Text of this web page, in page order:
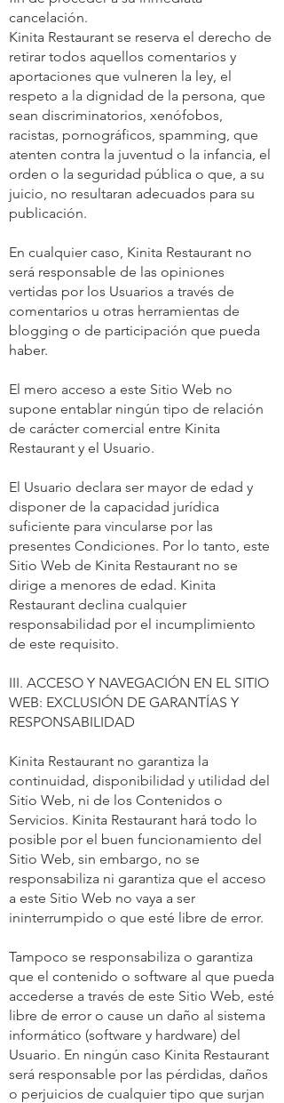
cancelación.
Kinita Restaurant se reserva el derecho de
retirar todos aquellos comentarios y
aportaciones que vulneren la ley, el
respeto a la dignidad de la persona, que
sean discriminatorios, xenófobos,
racistas, pornográficos, spamming, que
atenten contra la juventud o la infancia, el
orden o la seguridad pública o que, a su
juicio, no resultaran adecuados para su
publicación.
En cualquier caso, Kinita Restaurant no
será responsable de las opiniones
vertidas por los Usuarios a través de
comentarios u otras herramientas de
blogging o de participación que pueda
haber.
El mero acceso a este Sitio Web no
supone entablar ningún tipo de relación
de carácter comercial entre Kinita
Restaurant y el Usuario.
El Usuario declara ser mayor de edad y
disponer de la capacidad jurídica
suficiente para vincularse por las
presentes Condiciones. Por lo tanto, este
Sitio Web de Kinita Restaurant no se
dirige a menores de edad. Kinita
Restaurant declina cualquier
responsabilidad por el incumplimiento
de este requisito.
III. ACCESO Y NAVEGACIÓN EN EL SITIO
WEB: EXCLUSIÓN DE GARANTÍAS Y
RESPONSABILIDAD
Kinita Restaurant no garantiza la
continuidad, disponibilidad y utilidad del
Sitio Web, ni de los Contenidos o
Servicios. Kinita Restaurant hará todo lo
posible por el buen funcionamiento del
Sitio Web, sin embargo, no se
responsabiliza ni garantiza que el acceso
a este Sitio Web no vaya a ser
ininterrumpido o que esté libre de error.
Tampoco se responsabiliza o garantiza
que el contenido o software al que pueda
accederse a través de este Sitio Web, esté
libre de error o cause un daño al sistema
informático (software y hardware) del
Usuario. En ningún caso Kinita Restaurant
será responsable por las pérdidas, daños
o perjuicios de cualquier tipo que surjan